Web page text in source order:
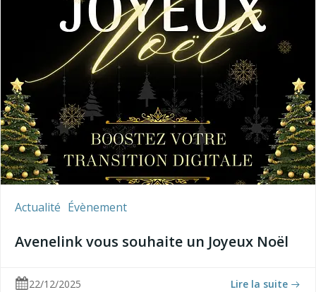
Actualité Évènement
Avenelink vous souhaite un Joyeux Noël
22/12/2025 Lire la suite